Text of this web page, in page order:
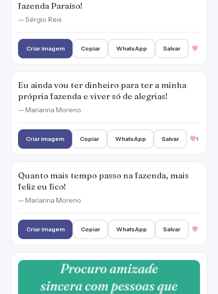
fazenda Paraíso!
— Sérgio Reis
Criar imagem Copiar WhatsApp Salvar
Eu ainda vou ter dinheiro para ter a minha
própria fazenda e viver só de alegrias!
— Marianna Moreno
Criar imagem Copiar WhatsApp Salvar 1
Quanto mais tempo passo na fazenda, mais
feliz eu fico!
— Marianna Moreno
Criar imagem Copiar WhatsApp Salvar